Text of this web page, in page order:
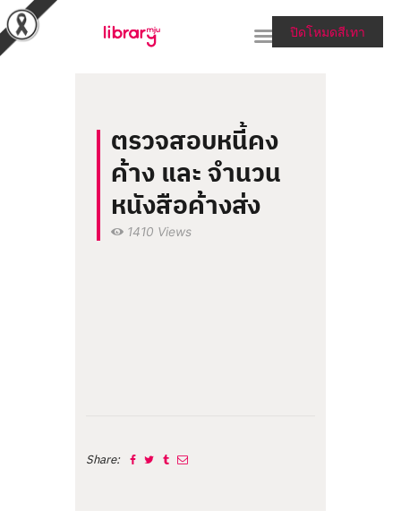
RESEARCH TOOLS &
COLLECTIONS
SERVICES & HELP
ABOUT THE LIBRARY
สายตรงผู้อำนวยการ
ตรวจสอบหนี้คง
ค้าง และ จำนวน
หนังสือค้างส่ง
1410 Views
Share:
ปิดโหมดสีเทา